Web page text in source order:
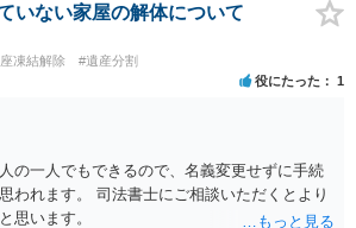
いない家屋の解体について
凍結解除 #遺産分割
役にたった 1
の一人でもできるので、名義変更せずに手続
われます。 司法書士にご相談いただくとより
思います。